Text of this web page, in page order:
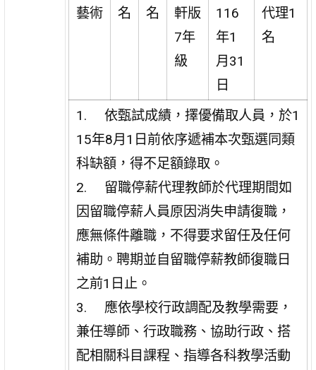
藝術 名 名
軒版
7年
級
116
年1
月31
日
代理1
名
1. 依甄試成績，擇優備取人員，於1
15年8月1日前依序遞補本次甄選同類
科缺額，得不足額錄取。
2. 留職停薪代理教師於代理期間如
因留職停薪人員原因消失申請復職，
應無條件離職，不得要求留任及任何
補助。聘期並自留職停薪教師復職日
之前1日止。
3. 應依學校行政調配及教學需要，
兼任導師、行政職務、協助行政、搭
配相關科目課程、指導各科教學活動